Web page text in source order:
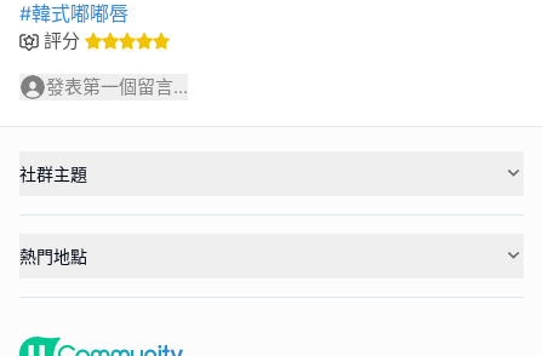
#韓式嘟嘟唇
評分
發表第一個留言...
社群主題
熱門地點